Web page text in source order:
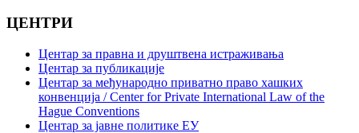
ЦЕНТРИ
Центар за правна и друштвена истраживања
Центар за публикације
Центар за међународно приватно право хашких
конвенција / Center for Private International Law of the
Hague Conventions
Центар за јавне политике ЕУ